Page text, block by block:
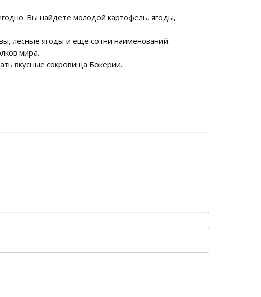
Вы найдете молодой картофель, ягоды,
лесные ягоды и ещё сотни наименований.
мира.
вкусные сокровища Бокерии.